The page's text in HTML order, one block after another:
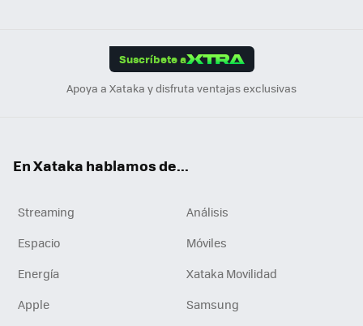
Suscríbete a
Apoya a Xataka y disfruta ventajas exclusivas
En Xataka hablamos de...
Streaming
Análisis
Espacio
Móviles
Energía
Xataka Movilidad
Apple
Samsung